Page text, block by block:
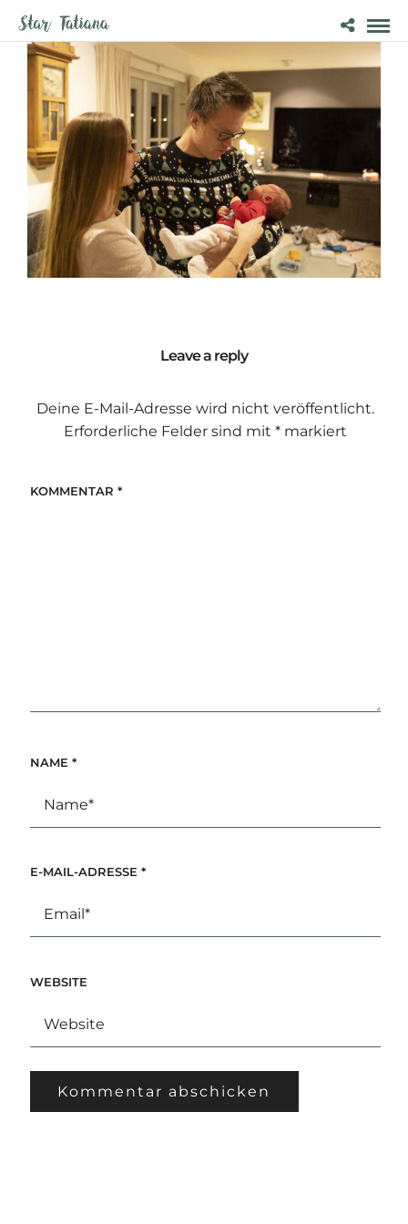
Leave a reply
Deine E-Mail-Adresse wird nicht veröffentlicht.
Erforderliche Felder sind mit *markiert
KOMMENTAR *
NAME *
E-MAIL-ADRESSE *
WEBSITE